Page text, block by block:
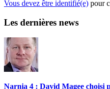
Vous devez être identifié(e) pour
Les dernières news
Narnia 4 : David Magee choisi